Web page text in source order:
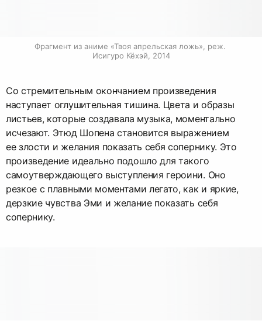
Фрагмент из аниме «Твоя апрельская ложь», реж.
Исигуро Кёхэй, 2014
Со стремительным окончанием произведения
наступает оглушительная тишина. Цвета и образы
листьев, которые создавала музыка, моментально
исчезают. Этюд Шопена становится выражением
ее злости и желания показать себя сопернику. Это
произведение идеально подошло для такого
самоутверждающего выступления героини. Оно
резкое с плавными моментами легато, как и яркие,
дерзкие чувства Эми и желание показать себя
сопернику.